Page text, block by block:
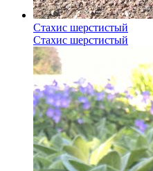
Стахис шерстистый
Стахис шерстистый